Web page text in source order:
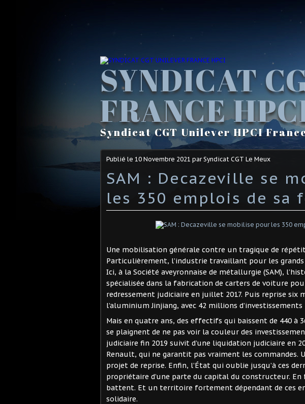
SYNDICAT
FRANCE
Syndicat CGT Unilever HPCI
Publié le 10 Novembre 2021 par Syndicat CGT Le Meux
SAM : Decazeville se
les 350 emplois de sa
Une mobilisation générale contre un tragique de
Particulièrement, l’industrie travaillant pour les
Ici, à la Société aveyronnaise de métallurgie (SAM),
spécialisée dans la fabrication de carters de voiture
redressement judiciaire en juillet 2017. Puis reprise six
l’aluminium Jinjiang, avec 42 millions d’investissements
Mais en quatre ans, des effectifs qui baissent de 440 à
se plaignent de ne pas voir la couleur des
judiciaire fin 2019 suivit d’une liquidation judiciaire en
Renault, qui ne garantit pas vraiment les commandes.
projet de reprise. Enfin, l’État qui oublie jusqu’à ces
propriétaire d’une parte du capital du constructeur. En
battent. Et un territoire fortement dépendant de ces
solidaire.